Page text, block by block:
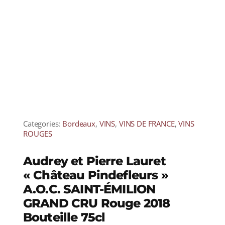
Categories: Bordeaux, VINS, VINS DE FRANCE,VINS
ROUGES
Audrey et Pierre Lauret
« Château Pindefleurs »
A.O.C. SAINT-ÉMILION
GRAND CRU Rouge 2018
Bouteille 75cl